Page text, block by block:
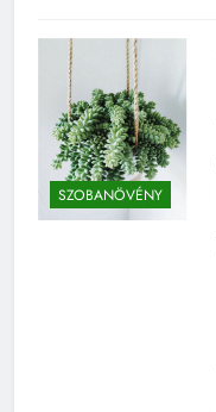
SZOBANÖVÉNY